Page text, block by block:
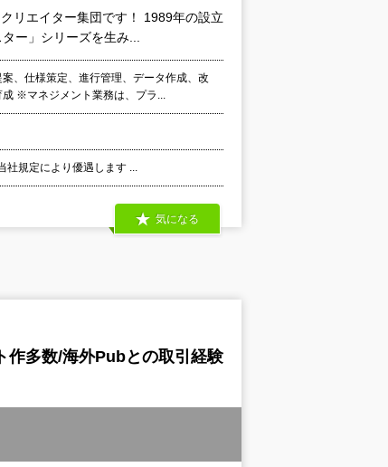
リエイター集団です！ 1989年の設立
ー」シリーズを生み...
、仕様策定、進行管理、データ作成、改
※マネジメント業務は、プラ...
規定により優遇します ...
気になる
多数/海外Pubとの取引経験